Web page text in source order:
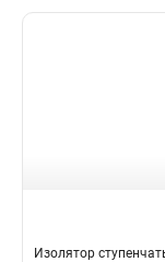
Изолятор